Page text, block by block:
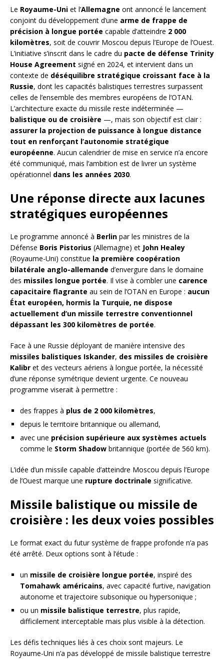
Le Royaume-Uni et l’Allemagne ont annoncé le lancement
conjoint du développement d’une arme de frappe de
précision à longue portée capable d’atteindre 2 000
kilomètres, soit de couvrir Moscou depuis l’Europe de l’Ouest.
L’initiative s’inscrit dans le cadre du pacte de défense Trinity
House Agreement signé en 2024, et intervient dans un
contexte de déséquilibre stratégique croissant face à la
Russie, dont les capacités balistiques terrestres surpassent
celles de l’ensemble des membres européens de l’OTAN.
L’architecture exacte du missile reste indéterminée —
balistique ou de croisière —, mais son objectif est clair :
assurer la projection de puissance à longue distance
tout en renforçant l’autonomie stratégique
européenne. Aucun calendrier de mise en service n’a encore
été communiqué, mais l’ambition est de livrer un système
opérationnel dans les années 2030.
Une réponse directe aux lacunes
stratégiques européennes
Le programme annoncé à Berlin par les ministres de la
Défense Boris Pistorius (Allemagne) et John Healey
(Royaume-Uni) constitue la première coopération
bilatérale anglo-allemande d’envergure dans le domaine
des missiles longue portée. Il vise à combler une carence
capacitaire flagrante au sein de l’OTAN en Europe : aucun
État européen, hormis la Turquie, ne dispose
actuellement d’un missile terrestre conventionnel
dépassant les 300 kilomètres de portée.
Face à une Russie déployant de manière intensive des
missiles balistiques Iskander, des missiles de croisière
Kalibr et des vecteurs aériens à longue portée, la nécessité
d’une réponse symétrique devient urgente. Ce nouveau
programme viserait à permettre :
des frappes à plus de 2 000 kilomètres,
depuis le territoire britannique ou allemand,
avec une précision supérieure aux systèmes actuels
comme le Storm Shadow britannique (portée de 560 km).
L’idée d’un missile capable d’atteindre Moscou depuis l’Europe
de l’Ouest marque une rupture doctrinale significative.
Missile balistique ou missile de
croisière : les deux voies possibles
Le format exact du futur système de frappe profonde n’a pas
été arrêté. Deux options sont à l’étude :
un missile de croisière longue portée, inspiré des
Tomahawk américains, avec capacité furtive, navigation
autonome et trajectoire subsonique ou hypersonique ;
ou un missile balistique terrestre, plus rapide,
difficilement interceptable mais plus visible à la détection.
Les défis techniques liés à ces choix sont majeurs. Le
Royaume-Uni n’a pas développé de missile balistique terrestre